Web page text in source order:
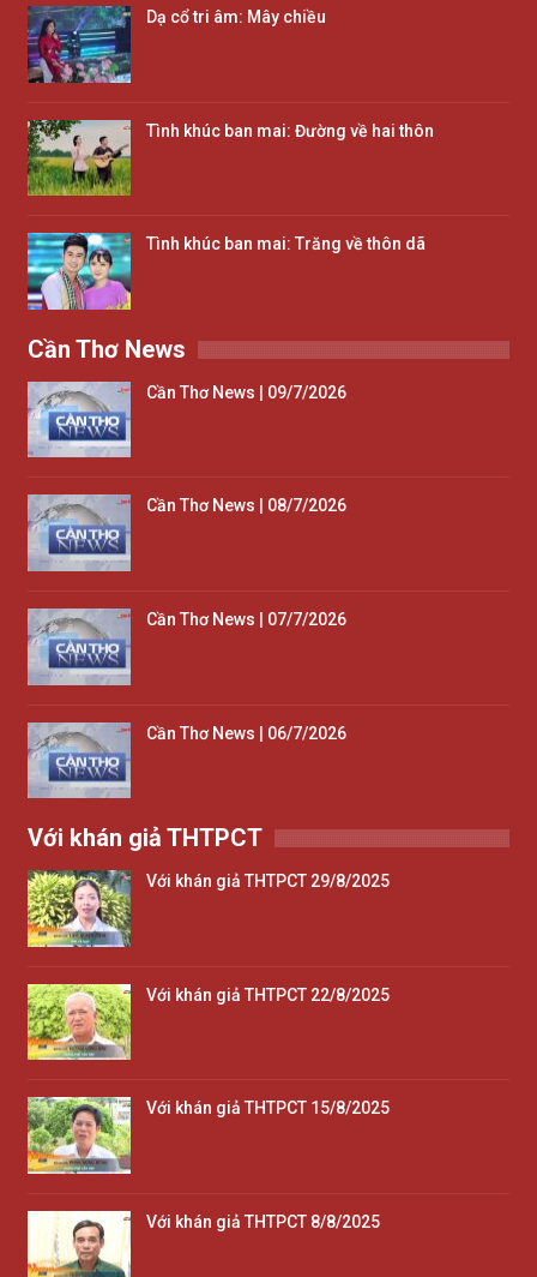
Dạ cổ tri âm: Mây chiều
Tình khúc ban mai: Đường về hai thôn
Tình khúc ban mai: Trăng về thôn dã
Cần Thơ News
Cần Thơ News | 09/7/2026
Cần Thơ News | 08/7/2026
Cần Thơ News | 07/7/2026
Cần Thơ News | 06/7/2026
Với khán giả THTPCT
Với khán giả THTPCT 29/8/2025
Với khán giả THTPCT 22/8/2025
Với khán giả THTPCT 15/8/2025
Với khán giả THTPCT 8/8/2025